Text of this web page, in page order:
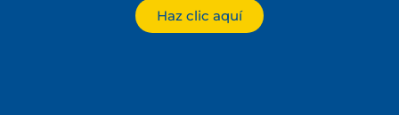
Haz clic aquí